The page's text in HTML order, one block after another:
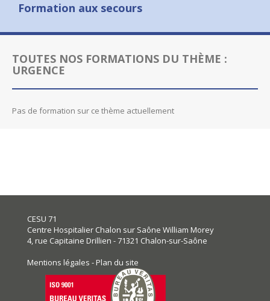
Formation aux secours
TOUTES NOS FORMATIONS DU THÈME :
URGENCE
Pas de formation sur ce thème actuellement
CESU 71
Centre Hospitalier Chalon sur Saône William Morey
4, rue Capitaine Drillien - 71321 Chalon-sur-Saône
Mentions légales -Plan du site